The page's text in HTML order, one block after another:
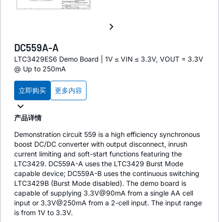
DC559A-A
LTC3429ES6 Demo Board | 1V ≤ VIN ≤ 3.3V, VOUT = 3.3V
@ Up to 250mA
立即购买 更多内容
产品详情
Demonstration circuit 559 is a high efficiency synchronous
boost DC/DC converter with output disconnect, inrush
current limiting and soft-start functions featuring the
LTC3429. DC559A-A uses the LTC3429 Burst Mode
capable device; DC559A-B uses the continuous switching
LTC3429B (Burst Mode disabled). The demo board is
capable of supplying 3.3V@90mA from a single AA cell
input or 3.3V@250mA from a 2-cell input. The input range
is from 1V to 3.3V.